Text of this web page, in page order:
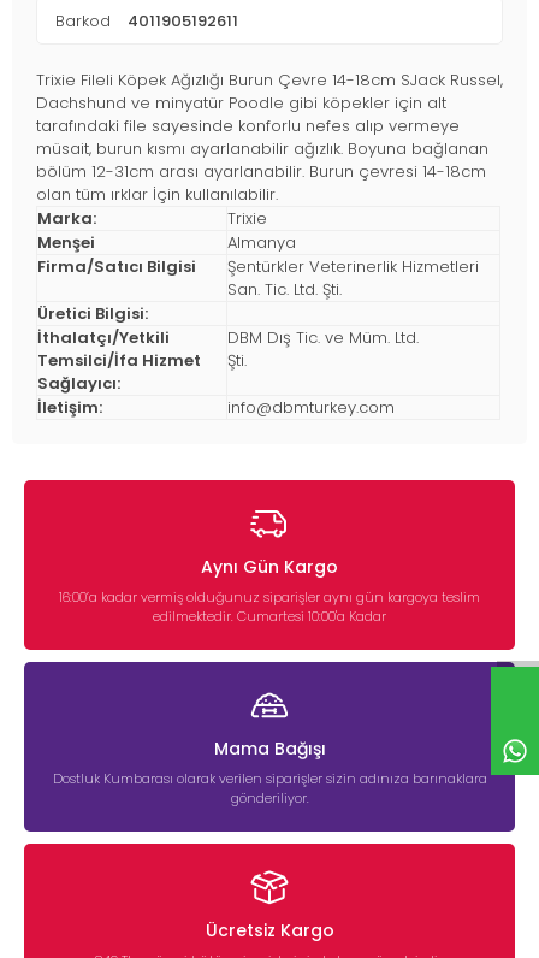
Barkod 4011905192611
Trixie Fileli Köpek Ağızlığı Burun Çevre 14-18cm SJack Russel,
Dachshund ve minyatür Poodle gibi köpekler için alt
tarafındaki file sayesinde konforlu nefes alıp vermeye
müsait, burun kısmı ayarlanabilir ağızlık. Boyuna bağlanan
bölüm 12-31cm arası ayarlanabilir. Burun çevresi 14-18cm
olan tüm ırklar İçin kullanılabilir.
Marka:
Trixie
Menşei
Almanya
Firma/Satıcı Bilgisi
Şentürkler Veterinerlik Hizmetleri
San. Tic. Ltd. Şti.
Üretici Bilgisi:
İthalatçı/Yetkili
Temsilci/İfa Hizmet
Sağlayıcı:
DBM Dış Tic. ve Müm. Ltd.
Şti.
İletişim: info@dbmturkey.com
Aynı Gün Kargo
16:00’a kadar vermiş olduğunuz siparişler aynı gün kargoya teslim
edilmektedir. Cumartesi 10:00'a Kadar
Mama Bağışı
Dostluk Kumbarası olarak verilen siparişler sizin adınıza barınaklara
gönderiliyor.
Ücretsiz Kargo